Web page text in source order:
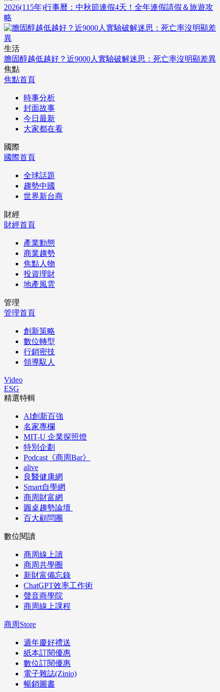
2026(115年)行事曆：中秋節連假4天！全年連假請假＆旅遊攻
略
生活
膽固醇越低越好？近9000人實驗破解迷思：死亡率沒明顯差異
焦點
焦點首頁
時事分析
封面故事
今日最新
大家都在看
國際
國際首頁
全球話題
趨勢中國
世界新台商
財經
財經首頁
產業動態
商業趨勢
焦點人物
投資理財
地產風雲
管理
管理首頁
創新策略
數位轉型
行銷密技
領導馭人
Video
ESG
精選特輯
AI創新百強
名家專欄
MIT-U 企業探照燈
特別企劃
Podcast《商周Bar》
alive
良醫健康網
Smart自學網
商周財富網
圓桌趨勢論壇
百大顧問團
數位閱讀
商周線上讀
商周共學圈
新財富備忘錄
ChatGPT效率工作術
聲音商學院
商周線上課程
商周Store
週年慶好禮送
紙本訂閱優惠
數位訂閱優惠
電子雜誌(Zinio)
暢銷圖書